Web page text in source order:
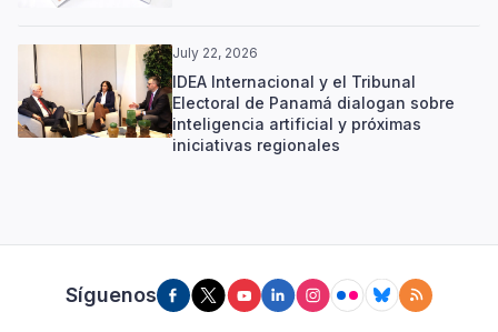
July 22, 2026
IDEA Internacional y el Tribunal
Electoral de Panamá dialogan sobre
inteligencia artificial y próximas
iniciativas regionales
Síguenos